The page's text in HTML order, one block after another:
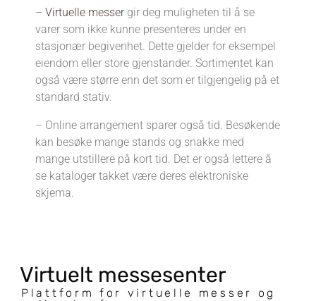
– Virtuelle messergir deg muligheten til å se
varer som ikke kunne presenteres under en
stasjonær begivenhet. Dette gjelder for eksempel
eiendom eller store gjenstander. Sortimentet kan
også være større enn det som er tilgjengelig på et
standard stativ.
– Online arrangement sparer også tid. Besøkende
kan besøke mange stands og snakke med
mange utstillere på kort tid. Det er også lettere å
se kataloger takket være deres elektroniske
skjema.
Virtuelt messesenter
Plattform for virtuelle messer og